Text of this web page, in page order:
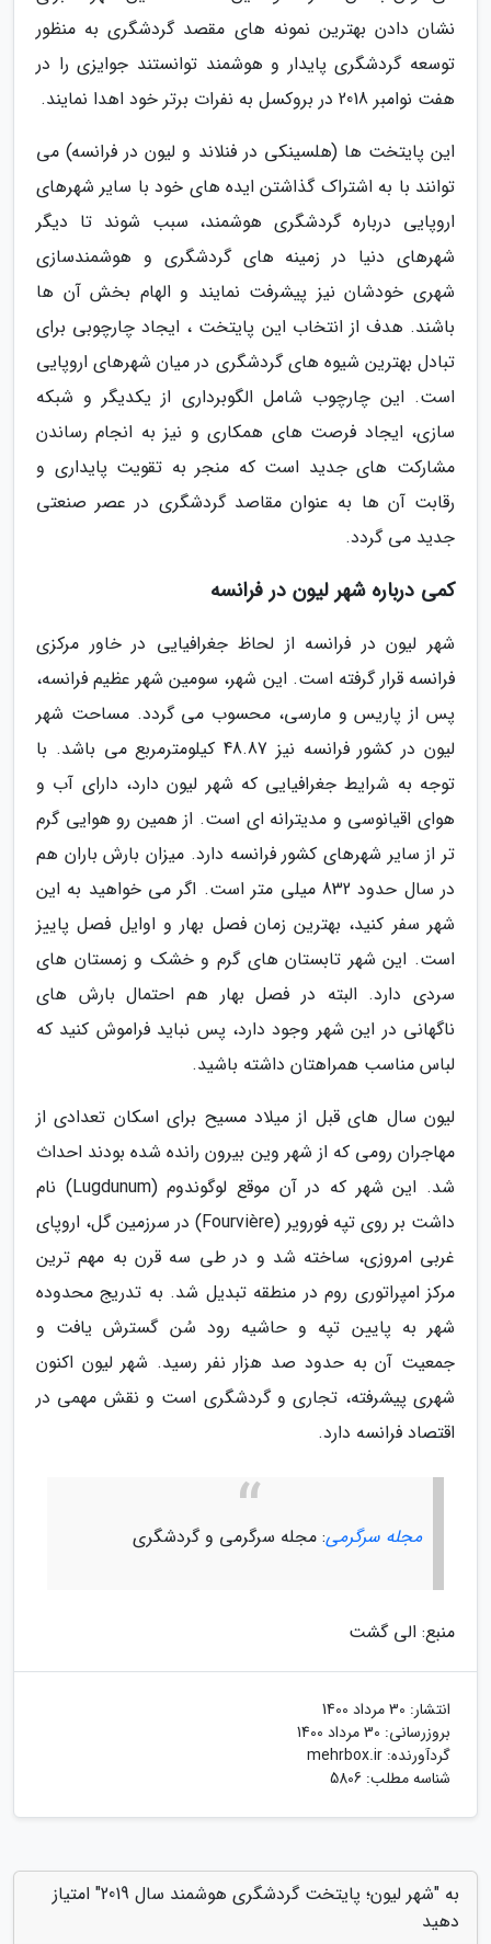
نشان دادن بهترین نمونه های مقصد گردشگری به منظور
توسعه گردشگری پایدار و هوشمند توانستند جوایزی را در
هفت نوامبر 2018 در بروکسل به نفرات برتر خود اهدا نمایند.
این پایتخت ها (هلسینکی در فنلاند و لیون در فرانسه) می
توانند با به اشتراک گذاشتن ایده های خود با سایر شهرهای
اروپایی درباره گردشگری هوشمند، سبب شوند تا دیگر
شهرهای دنیا در زمینه های گردشگری و هوشمندسازی
شهری خودشان نیز پیشرفت نمایند و الهام بخش آن ها
باشند. هدف از انتخاب این پایتخت ، ایجاد چارچوبی برای
تبادل بهترین شیوه های گردشگری در میان شهرهای اروپایی
است. این چارچوب شامل الگوبرداری از یکدیگر و شبکه
سازی، ایجاد فرصت های همکاری و نیز به انجام رساندن
مشارکت های جدید است که منجر به تقویت پایداری و
رقابت آن ها به عنوان مقاصد گردشگری در عصر صنعتی
جدید می گردد.
کمی درباره شهر لیون در فرانسه
شهر لیون در فرانسه از لحاظ جغرافیایی در خاور مرکزی
فرانسه قرار گرفته است. این شهر، سومین شهر عظیم فرانسه،
پس از پاریس و مارسی، محسوب می گردد. مساحت شهر
لیون در کشور فرانسه نیز 48.87 کیلومترمربع می باشد. با
توجه به شرایط جغرافیایی که شهر لیون دارد، دارای آب و
هوای اقیانوسی و مدیترانه ای است. از همین رو هوایی گرم
تر از سایر شهرهای کشور فرانسه دارد. میزان بارش باران هم
در سال حدود 832 میلی متر است. اگر می خواهید به این
شهر سفر کنید، بهترین زمان فصل بهار و اوایل فصل پاییز
است. این شهر تابستان های گرم و خشک و زمستان های
سردی دارد. البته در فصل بهار هم احتمال بارش های
ناگهانی در این شهر وجود دارد، پس نباید فراموش کنید که
لباس مناسب همراهتان داشته باشید.
لیون سال های قبل از میلاد مسیح برای اسکان تعدادی از
مهاجران رومی که از شهر وین بیرون رانده شده بودند احداث
شد. این شهر که در آن موقع لوگوندوم (Lugdunum) نام
داشت بر روی تپه فورویر (Fourvière) در سرزمین گل، اروپای
غربی امروزی، ساخته شد و در طی سه قرن به مهم ترین
مرکز امپراتوری روم در منطقه تبدیل شد. به تدریج محدوده
شهر به پایین تپه و حاشیه رود سُن گسترش یافت و
جمعیت آن به حدود صد هزار نفر رسید. شهر لیون اکنون
شهری پیشرفته، تجاری و گردشگری است و نقش مهمی در
اقتصاد فرانسه دارد.
مجله سرگرمی: مجله سرگرمی و گردشگری
منبع: الی گشت
انتشار: 30 مرداد 1400
بروزرسانی: 30 مرداد 1400
گردآورنده: mehrbox.ir
شناسه مطلب: 5806
به "شهر لیون؛ پایتخت گردشگری هوشمند سال 2019" امتیاز
دهید